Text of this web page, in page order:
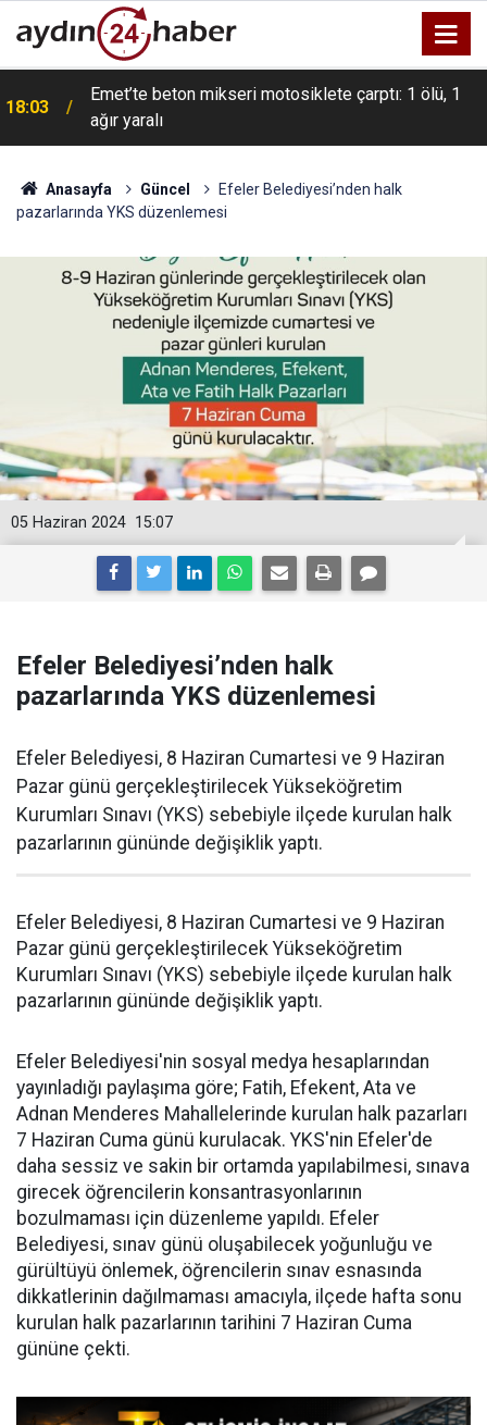
18:03
Emet’te beton mikseri motosiklete çarptı: 1 ölü, 1
ağır yaralı
Anasayfa Güncel
Efeler Belediyesi’nden halk
pazarlarında YKS düzenlemesi
15:07
05 Haziran 2024
Efeler Belediyesi’nden halk
pazarlarında YKS düzenlemesi
Efeler Belediyesi, 8 Haziran Cumartesi ve 9 Haziran
Pazar günü gerçekleştirilecek Yükseköğretim
Kurumları Sınavı (YKS) sebebiyle ilçede kurulan halk
pazarlarının gününde değişiklik yaptı.
Efeler Belediyesi, 8 Haziran Cumartesi ve 9 Haziran
Pazar günü gerçekleştirilecek Yükseköğretim
Kurumları Sınavı (YKS) sebebiyle ilçede kurulan halk
pazarlarının gününde değişiklik yaptı.
Efeler Belediyesi'nin sosyal medya hesaplarından
yayınladığı paylaşıma göre; Fatih, Efekent, Ata ve
Adnan Menderes Mahallelerinde kurulan halk pazarları
7 Haziran Cuma günü kurulacak. YKS'nin Efeler'de
daha sessiz ve sakin bir ortamda yapılabilmesi, sınava
girecek öğrencilerin konsantrasyonlarının
bozulmaması için düzenleme yapıldı. Efeler
Belediyesi, sınav günü oluşabilecek yoğunluğu ve
gürültüyü önlemek, öğrencilerin sınav esnasında
dikkatlerinin dağılmaması amacıyla, ilçede hafta sonu
kurulan halk pazarlarının tarihini 7 Haziran Cuma
gününe çekti.